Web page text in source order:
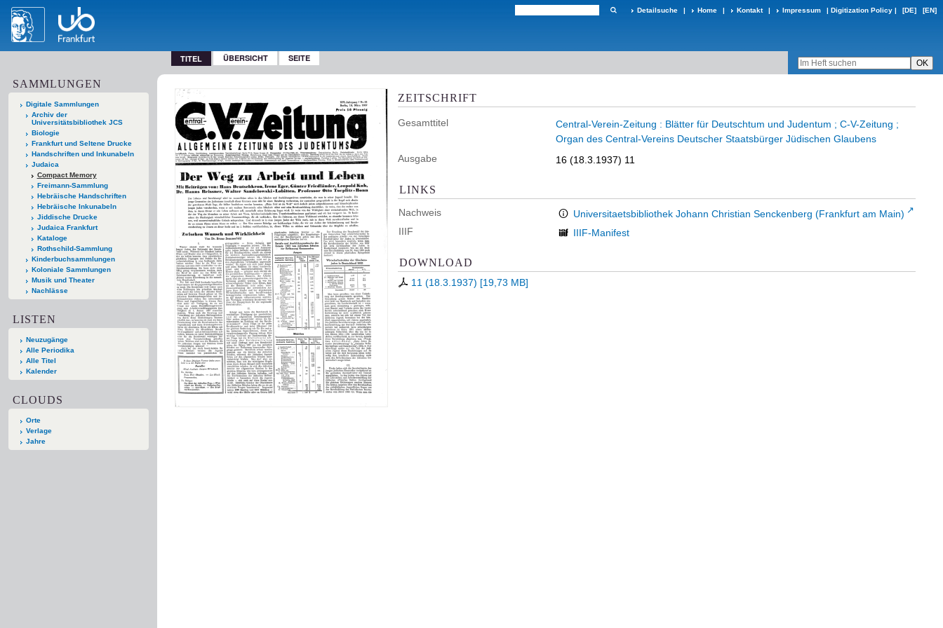
Detailsuche | Home | Kontakt | Impressum | Digitization Policy | [DE] [EN]
TITEL ÜBERSICHT SEITE
SAMMLUNGEN
Digitale Sammlungen
Archiv der
Universitätsbibliothek JCS
Biologie
Frankfurt und Seltene Drucke
Handschriften und Inkunabeln
Judaica
Compact Memory
Freimann-Sammlung
Hebräische Handschriften
Hebräische Inkunabeln
Jiddische Drucke
Judaica Frankfurt
Kataloge
Rothschild-Sammlung
Kinderbuchsammlungen
Koloniale Sammlungen
Musik und Theater
Nachlässe
LISTEN
Neuzugänge
Alle Periodika
Alle Titel
Kalender
CLOUDS
Orte
Verlage
Jahre
ZEITSCHRIFT
Gesamttitel
Central-Verein-Zeitung : Blätter für Deutschtum und Judentum ; C-V-Zeitung ;
Organ des Central-Vereins Deutscher Staatsbürger Jüdischen Glaubens
Ausgabe
16 (18.3.1937) 11
LINKS
Nachweis
Universitaetsbibliothek Johann Christian Senckenberg (Frankfurt am Main)
IIIF
IIIF-Manifest
DOWNLOAD
11 (18.3.1937) [19,73 MB]